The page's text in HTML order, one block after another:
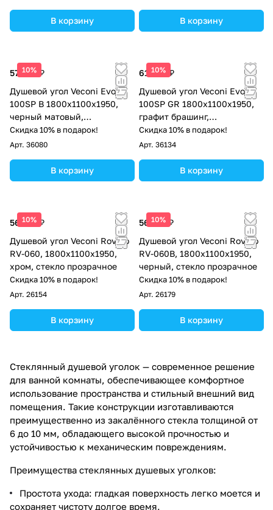
В корзину В корзину
10%
57 093 ₽
Душевой угол Veconi Evo
100SP B 1800х1100x1950,
черный матовый,
тонированное стекло
Скидка 10% в подарок!
Арт. 36080
В корзину
10%
61 838 ₽
Душевой угол Veconi Evo
100SP GR 1800х1100x1950,
графит брашинг,
тонированное стекло
Скидка 10% в подарок!
Арт. 36134
В корзину
10%
56 795 ₽
Душевой угол Veconi Rovigo
RV-060, 1800х1100х1950,
хром, стекло прозрачное
Скидка 10% в подарок!
Арт. 26154
В корзину
10%
56 795 ₽
Душевой угол Veconi Rovigo
RV-060B, 1800х1100х1950,
черный, стекло прозрачное
Скидка 10% в подарок!
Арт. 26179
В корзину
Стеклянный душевой уголок — современное решение
для ванной комнаты, обеспечивающее комфортное
использование пространства и стильный внешний вид
помещения. Такие конструкции изготавливаются
преимущественно из закалённого стекла толщиной от
6 до 10 мм, обладающего высокой прочностью и
устойчивостью к механическим повреждениям.
Преимущества стеклянных душевых уголков:
Простота ухода: гладкая поверхность легко моется и
сохраняет чистоту долгое время.